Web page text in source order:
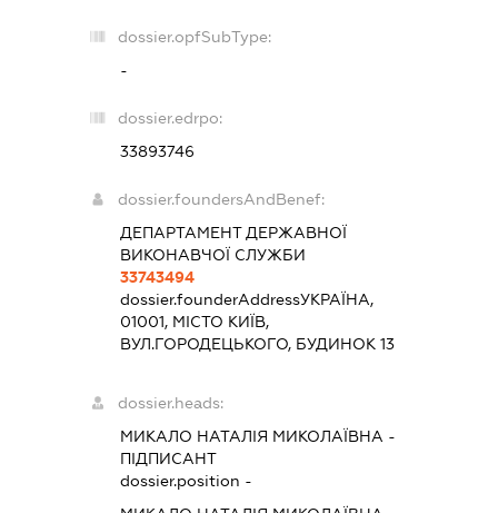
dossier.opfSubType:
-
dossier.edrpo:
33893746
dossier.foundersAndBenef:
ДЕПАРТАМЕНТ ДЕРЖАВНОЇ
ВИКОНАВЧОЇ СЛУЖБИ
33743494
dossier.founderAddressУКРАЇНА,
01001, МІСТО КИЇВ,
ВУЛ.ГОРОДЕЦЬКОГО, БУДИНОК 13
dossier.heads:
МИКАЛО НАТАЛІЯ МИКОЛАЇВНА -
ПІДПИСАНТ
dossier.position -